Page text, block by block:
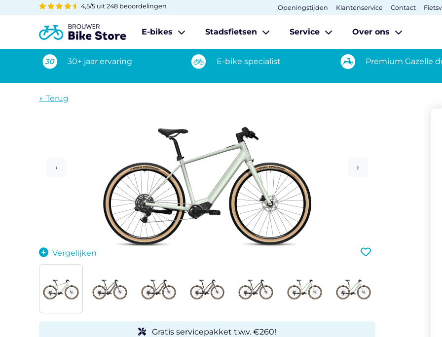
4,5/5 uit 248 beoordelingen Openingstijden Klantenservice Contact
E-bikes Stadsfietsen Service Over ons
30+ jaar ervaring E-bike specialist Premium Gazelle
← Terug
Vergelijken
‹ ›
Gratis servicepakket t.w.v. €260!